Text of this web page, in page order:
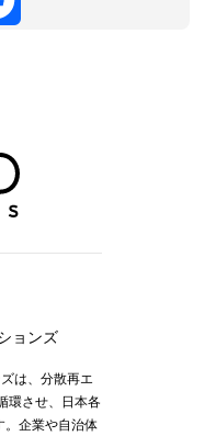
ョンズ
は、分散再エ
環させ、日本各
。企業や自治体